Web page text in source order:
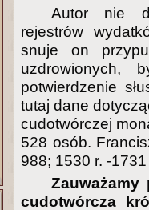
Autor nie
rejestrów
snuje on
uzdrowionych,
potwierdzenie
tutaj dane
cudotwórczej
528 osób.
988; 1530 r. -
Zauważamy
cudotwórcza